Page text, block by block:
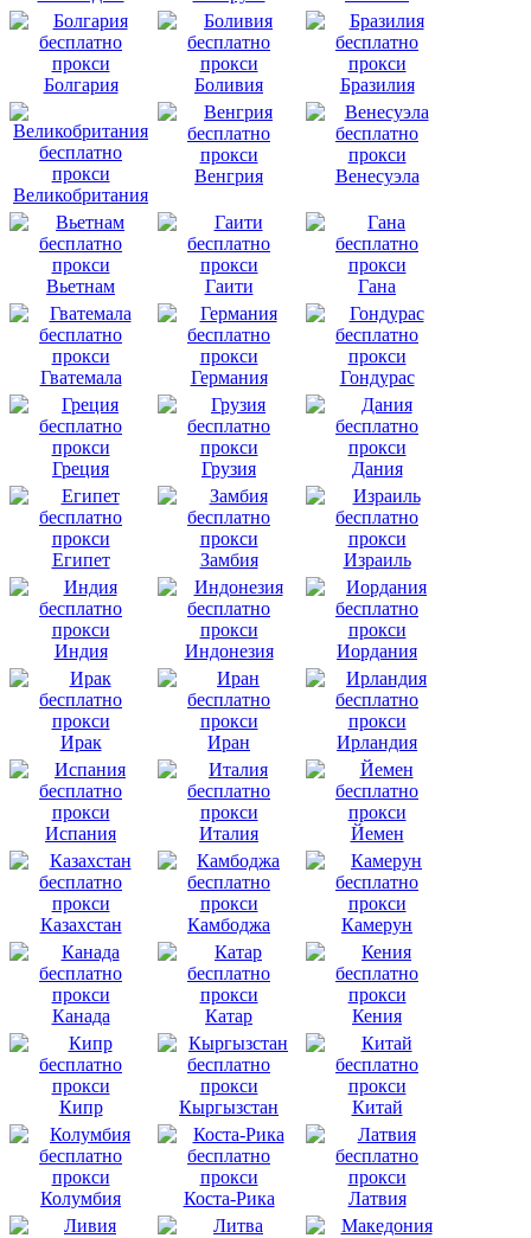
Болгария Боливия Бразилия
Великобритания
Венгрия Венесуэла
Вьетнам Гаити Гана
Гватемала Германия Гондурас
Греция Грузия Дания
Египет Замбия Израиль
Индия Индонезия Иордания
Ирак Иран Ирландия
Испания Италия Йемен
Казахстан Камбоджа Камерун
Канада Катар Кения
Кипр Кыргызстан Китай
Колумбия Коста-Рика Латвия